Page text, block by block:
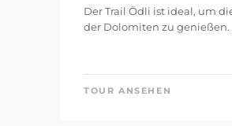
Der Trail Ödli ist ideal, um
der Dolomiten zu genießen.
TOUR ANSEHEN